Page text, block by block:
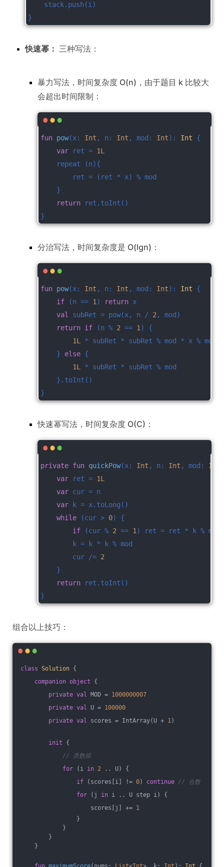
stack.push(i)
}
快速幂： 三种写法：
暴力写法，时间复杂度 O(n)，由于题目 k 比较大
会超出时间限制：
fun pow(x: Int , n: Int , mod: Int) : Int {
var ret = 1L
repeat (n){
ret = (ret * x) % mod
}
return ret.toInt()
}
分治写法，时间复杂度是 O(lgn)：
fun pow(x: Int , n: Int , mod: Int) : Int {
if (n == 1 ) return x
val
subRet = pow(x, n / 2 , mod)
return if (n % 2 == 1 ) {
1L
* subRet * subRet % mod * x % mod
} else {
1L
* subRet * subRet % mod
}.toInt()
}
快速幂写法，时间复杂度 O(C)：
private fun quickPow(x: Int , n: Int , mod: Int
var ret = 1L
var cur = n
var k = x.toLong()
while (cur > 0) {
if (cur % 2 == 1 ) ret = ret * k % mod
k = k * k % mod
cur /= 2
}
return ret.toInt()
}
组合以上技巧：
class Solution {
companion object {
private val MOD = 1000000007
private val U = 100000
private val scores = IntArray(U + 1)
init {
// 质数筛
for (i in 2 .. U) {
if (scores[i] != 0) continue // 合数
for (j in i .. U step i) {
scores[j] += 1
}
}
}
}